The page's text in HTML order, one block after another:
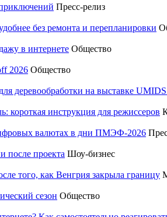
Пресс-релиз
без ремонта и перепланировки
в интернете Общество
2026 Общество
деревообработки на выставке
короткая инструкция для режиссеров
валютах в дни ПМЭФ-2026
после проекта Шоу-бизнес
того, как Венгрия закрыла границу
сезон Общество